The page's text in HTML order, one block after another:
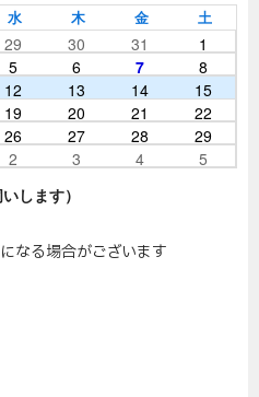
水 木 金 土
29 30 31
1
5 6 7
8
12 13 14
15
19 20 21
22
26 27 28
29
2 3 4
5
します）
なる場合がございます